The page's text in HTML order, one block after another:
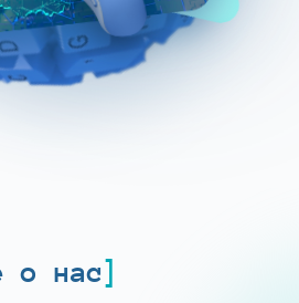
о нас